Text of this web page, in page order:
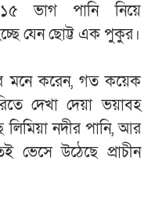
ভাগ পানি নিয়ে
যেন ছোট্ট এক পুকুর।
মনে করেন, গত কয়েক
দেখা দেয়া ভয়াবহ
নদীর পানি, আর
ভেসে উঠেছে প্রাচীন